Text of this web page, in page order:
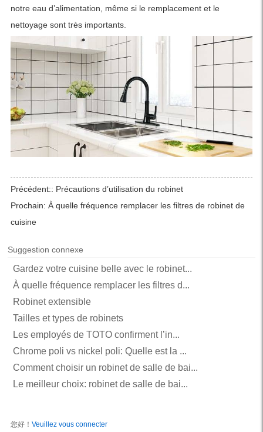
notre eau d’alimentation, même si le remplacement et le
nettoyage sont très importants.
Précédent:: Précautions d’utilisation du robinet
Prochain: À quelle fréquence remplacer les filtres de robinet de
cuisine
Suggestion connexe
Gardez votre cuisine belle avec le robinet...
À quelle fréquence remplacer les filtres d...
Robinet extensible
Tailles et types de robinets
Les employés de TOTO confirment l’in...
Chrome poli vs nickel poli: Quelle est la ...
Comment choisir un robinet de salle de bai...
Le meilleur choix: robinet de salle de bai...
您好！ Veuillez vous connecter